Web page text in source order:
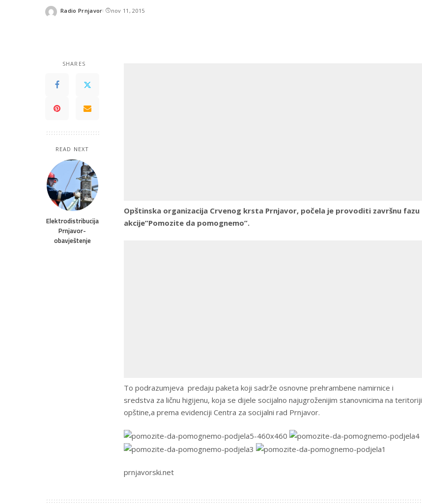
Posted
Radio Prnjavor nov 11, 2015
SHARES
READ NEXT
Elektrodistribucija
Prnjavor-
obavještenje
Opštinska organizacija Crvenog krsta Prnjavor, počela je provoditi završnu fazu
akcije”Pomozite da pomognemo”.
To podrazumjeva predaju paketa koji sadrže osnovne prehrambene namirnice i
sredstva za ličnu higijenu, koja se dijele socijalno najugroženijim stanovnicima na teritoriji
opštine,a prema evidenciji Centra za socijalni rad Prnjavor.
prnjavorski.net